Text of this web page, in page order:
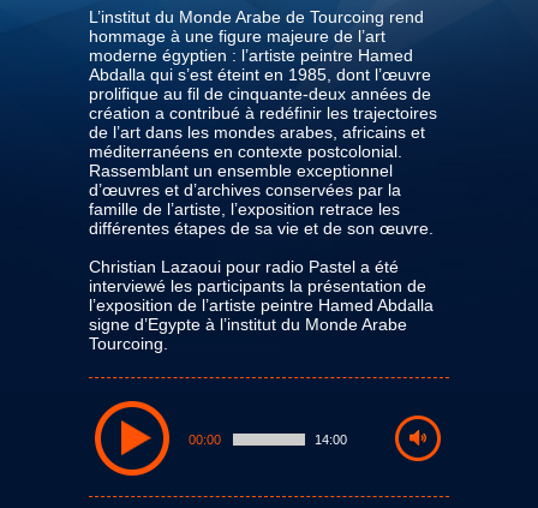
L’institut du Monde Arabe de Tourcoing rend
hommage à une figure majeure de l’art
moderne égyptien : l’artiste peintre Hamed
Abdalla qui s’est éteint en 1985, dont l’œuvre
prolifique au fil de cinquante-deux années de
création a contribué à redéfinir les trajectoires
de l’art dans les mondes arabes, africains et
méditerranéens en contexte postcolonial.
Rassemblant un ensemble exceptionnel
d’œuvres et d’archives conservées par la
famille de l’artiste, l’exposition retrace les
différentes étapes de sa vie et de son œuvre.
Christian Lazaoui pour radio Pastel a été
interviewé les participants la présentation de
l’exposition de l’artiste peintre Hamed Abdalla
signe d’Egypte à l’institut du Monde Arabe
Tourcoing.
00:00 14:00